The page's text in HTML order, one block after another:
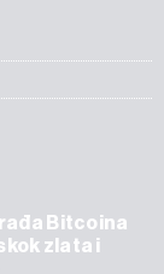
Bitcoina
zlata i